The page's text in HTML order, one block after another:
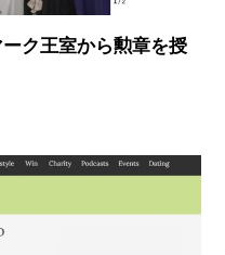
ク王室から勲章を授